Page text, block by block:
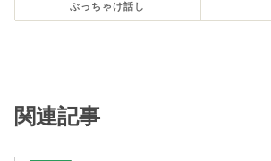
ぶっちゃけ話し
関連記事